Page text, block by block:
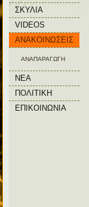
ΣΚΥΛΙΑ
VIDEOS
ΑΝΑΚΟΙΝΩΣΕΙΣ
ΑΝΑΠΑΡΑΓΩΓΗ
ΝΕΑ
ΠΟΛΙΤΙΚΗ
ΕΠΙΚΟΙΝΩΝΙΑ